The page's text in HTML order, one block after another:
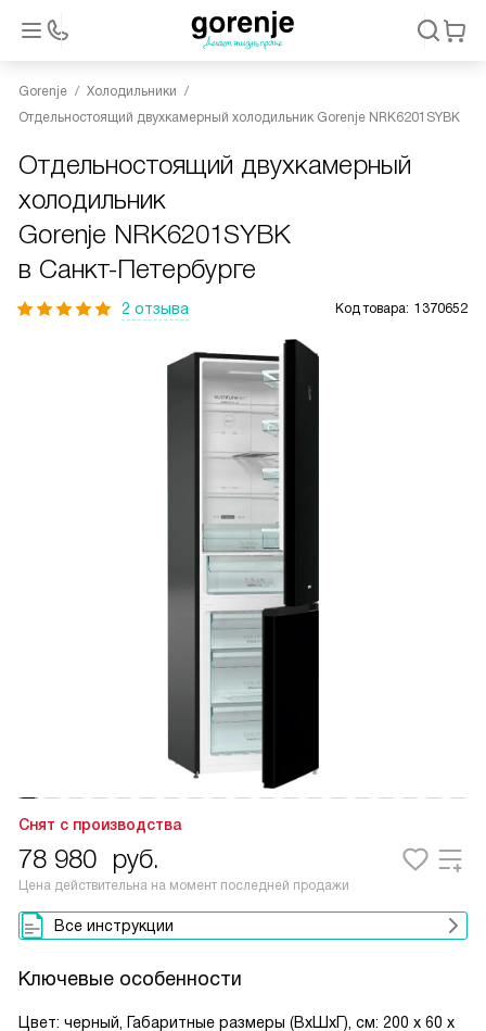
Gorenje
Холодильники
Отдельностоящий двухкамерный холодильник Gorenje NRK6201SYBK
Отдельностоящий двухкамерный
холодильник
Gorenje NRK6201SYBK
в Санкт-Петербурге
2 отзыва Код товара: 1370652
Снят с производства
78 980 руб.
Цена действительна на момент последней продажи
Все инструкции
Ключевые особенности
Цвет: черный, Габаритные размеры (ВxШxГ), см: 200 х 60 х